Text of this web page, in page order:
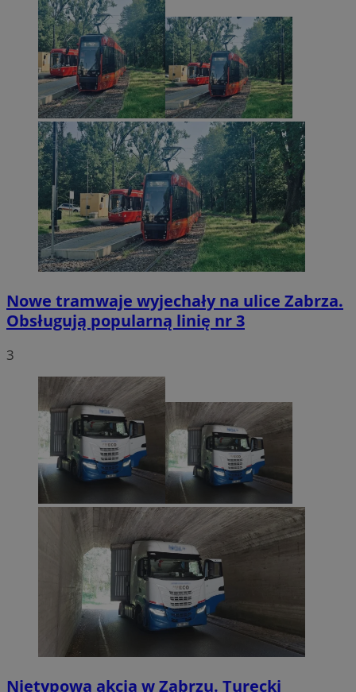
Nowe tramwaje wyjechały na ulice Zabrza.
Obsługują popularną linię nr 3
3
Nietypowa akcja w Zabrzu. Turecki